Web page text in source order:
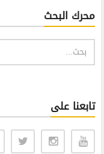
محرك البحث
تابعنا على